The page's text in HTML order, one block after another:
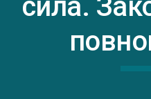
сила.